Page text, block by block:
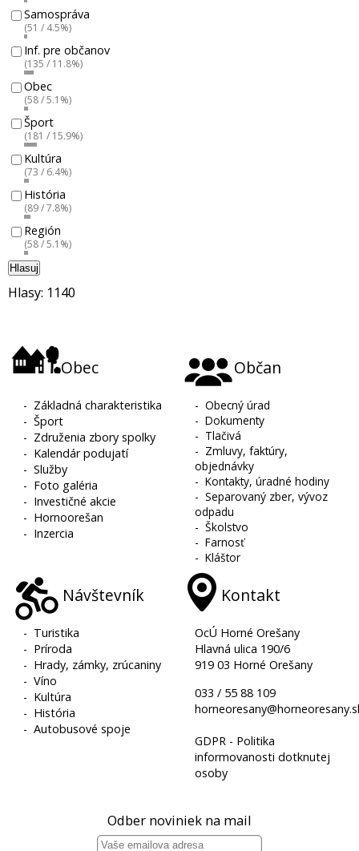
Samospráva
(51 / 4.5%)
Inf. pre občanov
(135 / 11.8%)
Obec
(58 / 5.1%)
Šport
(181 / 15.9%)
Kultúra
(73 / 6.4%)
História
(89 / 7.8%)
Región
(58 / 5.1%)
Hlasuj
Hlasy: 1140
Obec
- Základná charakteristika
-Šport
- Združenia zbory spolky
- Kalendár podujatí
-Služby
- Foto galéria
- Investičné akcie
- Hornoorešan
- Inzercia
Občan
-Obecný úrad
-Dokumenty
- Tlačivá
- Zmluvy, faktúry,
objednávky
-Kontakty, úradné hodiny
-Separovaný zber, vývoz
odpadu
-Školstvo
-Farnosť
-Kláštor
Návštevník
- Turistika
- Príroda
- Hrady, zámky, zrúcaniny
-Víno
- Kultúra
- História
-Autobusové spoje
Kontakt
OcÚ Horné Orešany
Hlavná ulica 190/6
919 03 Horné Orešany
033 / 55 88 109
GDPR - Politika
informovanosti dotknutej
osoby
Odber noviniek na mail